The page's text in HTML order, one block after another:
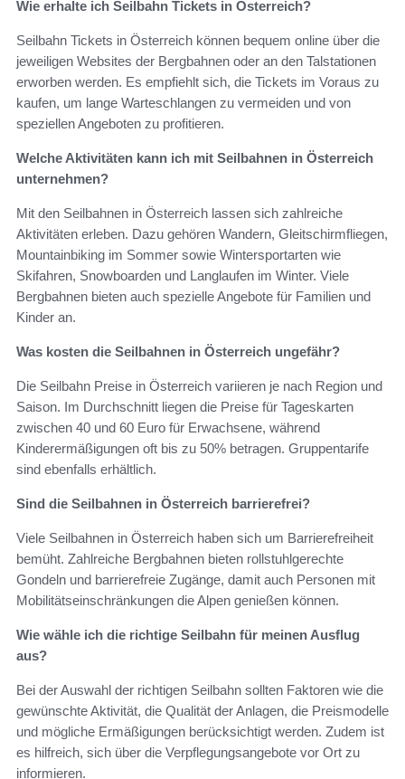
Wie erhalte ich Seilbahn Tickets in Österreich?
Seilbahn Tickets in Österreich können bequem online über die
jeweiligen Websites der Bergbahnen oder an den Talstationen
erworben werden. Es empfiehlt sich, die Tickets im Voraus zu
kaufen, um lange Warteschlangen zu vermeiden und von
speziellen Angeboten zu profitieren.
Welche Aktivitäten kann ich mit Seilbahnen in Österreich
unternehmen?
Mit den Seilbahnen in Österreich lassen sich zahlreiche
Aktivitäten erleben. Dazu gehören Wandern, Gleitschirmfliegen,
Mountainbiking im Sommer sowie Wintersportarten wie
Skifahren, Snowboarden und Langlaufen im Winter. Viele
Bergbahnen bieten auch spezielle Angebote für Familien und
Kinder an.
Was kosten die Seilbahnen in Österreich ungefähr?
Die Seilbahn Preise in Österreich variieren je nach Region und
Saison. Im Durchschnitt liegen die Preise für Tageskarten
zwischen 40 und 60 Euro für Erwachsene, während
Kinderermäßigungen oft bis zu 50% betragen. Gruppentarife
sind ebenfalls erhältlich.
Sind die Seilbahnen in Österreich barrierefrei?
Viele Seilbahnen in Österreich haben sich um Barrierefreiheit
bemüht. Zahlreiche Bergbahnen bieten rollstuhlgerechte
Gondeln und barrierefreie Zugänge, damit auch Personen mit
Mobilitätseinschränkungen die Alpen genießen können.
Wie wähle ich die richtige Seilbahn für meinen Ausflug
aus?
Bei der Auswahl der richtigen Seilbahn sollten Faktoren wie die
gewünschte Aktivität, die Qualität der Anlagen, die Preismodelle
und mögliche Ermäßigungen berücksichtigt werden. Zudem ist
es hilfreich, sich über die Verpflegungsangebote vor Ort zu
informieren.